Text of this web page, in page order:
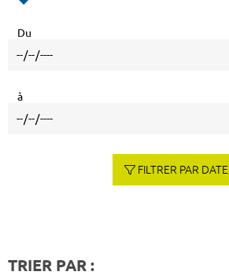
Du
à
FILTRER PAR DATE
TRIER PAR :